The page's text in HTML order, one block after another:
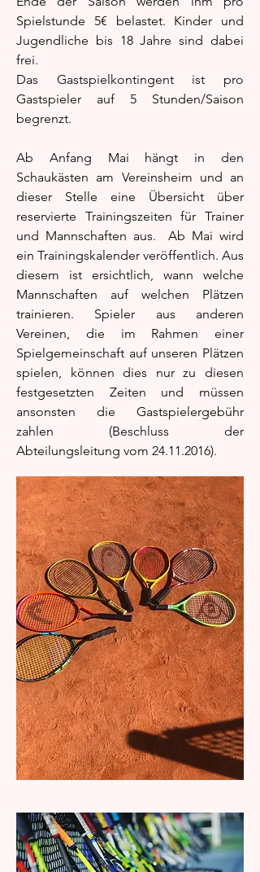
Spielstunde 5€ belastet. Kinder und
Jugendliche bis 18 Jahre sind dabei
frei.
Das Gastspielkontingent ist pro
Gastspieler auf 5 Stunden/Saison
begrenzt.
Ab Anfang Mai hängt in den
Schaukästen am Vereinsheim und an
dieser Stelle eine Übersicht über
reservierte Trainingszeiten für Trainer
und Mannschaften aus. Ab Mai wird
ein Trainingskalender veröffentlich. Aus
diesem ist ersichtlich, wann welche
Mannschaften auf welchen Plätzen
trainieren. Spieler aus anderen
Vereinen, die im Rahmen einer
Spielgemeinschaft auf unseren Plätzen
spielen, können dies nur zu diesen
festgesetzten Zeiten und müssen
ansonsten die Gastspielergebühr
zahlen (Beschluss der
Abteilungsleitung vom 24.11.2016).